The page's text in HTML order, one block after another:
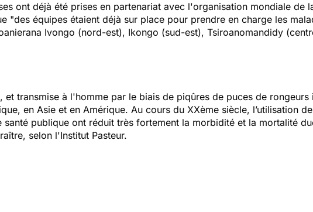
ont déjà été prises en partenariat avec l'organisation mondiale de
"des équipes étaient déjà sur place pour prendre en charge les
Ivongo (nord-est), Ikongo (sud-est), Tsiroanomandidy
transmise à l'homme par le biais de piqûres de puces de rongeurs
en Asie et en Amérique. Au cours du XXème siècle, l’utilisation
publique ont réduit très fortement la morbidité et la mortalité
selon l'Institut Pasteur.